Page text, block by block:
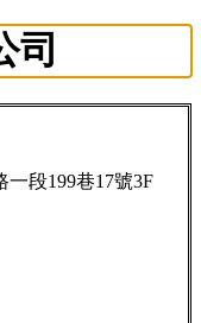
司
一段199巷17號3F